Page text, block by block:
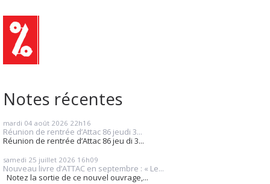
Notes récentes
mardi 04 août 2026 22h16
Réunion de rentrée d’Attac 86 jeudi 3...
Réunion de rentrée d’Attac 86 jeu di 3...
samedi 25 juillet 2026 16h09
Nouveau livre d’ATTAC en septembre : « Le...
Notez la sortie de ce nouvel ouvrage,...